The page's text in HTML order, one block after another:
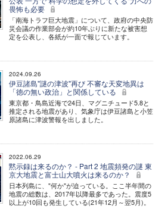
畏怖も必要
「南海トラフ巨大地震」について、政府の中央防
災会議の作業部会が約10年ぶりに新たな被害想
定を公表し、各紙が一面で報じています。
2024.09.26
伊豆諸島"謎の津波"再び 不審な天変地異は
「徳の無い政治」と関係している
東京都・鳥島近海で24日、マグニチュード5.8と
推定される地震があり、気象庁は伊豆諸島と小笠
原諸島に津波警報を出しました。
2022.06.29
黙示録は来るのか？ - Part 2 地震頻発の謎 東
京大地震と富士山大噴火は来るのか？
日本列島に、"何か"が迫っている。ここ半年間の
地震の総数は、2017年以降最多であった。震度5
以上が10回も発生している(21年12月～翌5月)。